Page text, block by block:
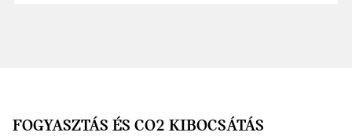
FOGYASZTÁS ÉS CO2 KIBOCSÁTÁS